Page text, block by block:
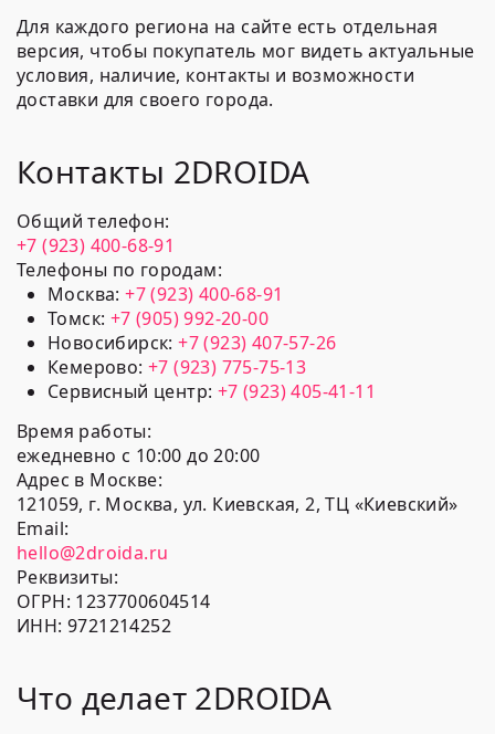
Для каждого региона на сайте есть отдельная
версия, чтобы покупатель мог видеть актуальные
условия, наличие, контакты и возможности
доставки для своего города.
Контакты 2DROIDA
Общий телефон:
+7 (923) 400-68-91
Телефоны по городам:
Москва:+7 (923) 400-68-91
Томск: +7 (905) 992-20-00
Новосибирск:+7 (923) 407-57-26
Кемерово:+7 (923) 775-75-13
Сервисный центр: +7 (923) 405-41-11
Время работы:
ежедневно с 10:00 до 20:00
Адрес в Москве:
121059, г. Москва, ул. Киевская, 2, ТЦ «Киевский»
Email:
hello@2droida.ru
Реквизиты:
ОГРН: 1237700604514
ИНН: 9721214252
Что делает 2DROIDA